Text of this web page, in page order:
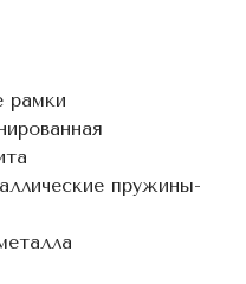
рамки
пружины-